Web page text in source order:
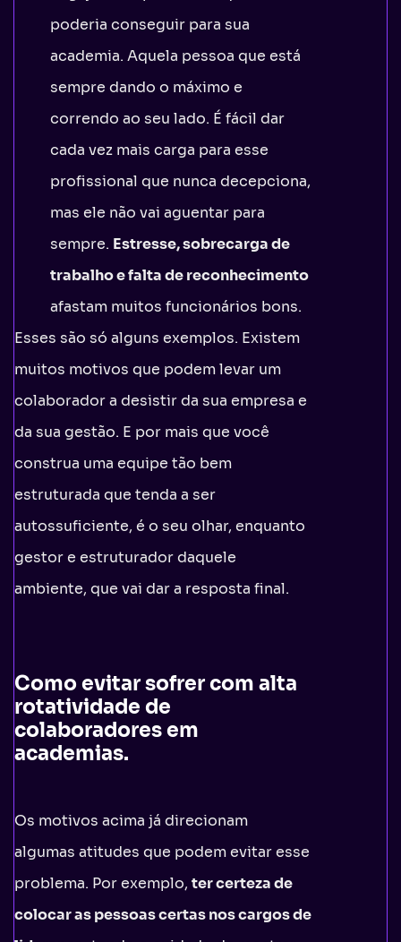
poderia conseguir para sua
academia. Aquela pessoa que está
sempre dando o máximo e
correndo ao seu lado. É fácil dar
cada vez mais carga para esse
profissional que nunca decepciona,
mas ele não vai aguentar para
sempre. Estresse, sobrecarga de
trabalho e falta de reconhecimento
afastam muitos funcionários bons.
Esses são só alguns exemplos. Existem
muitos motivos que podem levar um
colaborador a desistir da sua empresa e
da sua gestão. E por mais que você
construa uma equipe tão bem
estruturada que tenda a ser
autossuficiente, é o seu olhar, enquanto
gestor e estruturador daquele
ambiente, que vai dar a resposta final.
Como evitar sofrer com alta
rotatividade de
colaboradores em
academias.
Os motivos acima já direcionam
algumas atitudes que podem evitar esse
problema. Por exemplo, ter certeza de
colocar as pessoas certas nos cargos de